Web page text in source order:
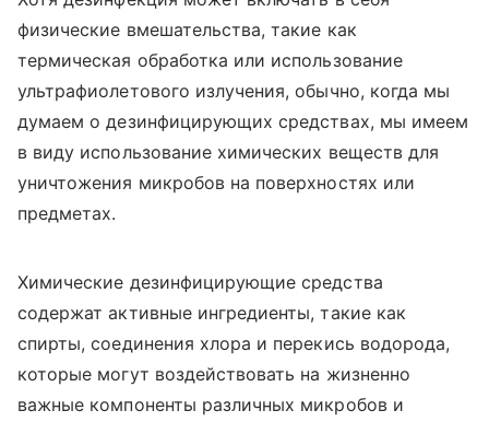
физические вмешательства, такие как
термическая обработка или использование
ультрафиолетового излучения, обычно, когда мы
думаем о дезинфицирующих средствах, мы имеем
в виду использование химических веществ для
уничтожения микробов на поверхностях или
предметах.
Химические дезинфицирующие средства
содержат активные ингредиенты, такие как
спирты, соединения хлора и перекись водорода,
которые могут воздействовать на жизненно
важные компоненты различных микробов и